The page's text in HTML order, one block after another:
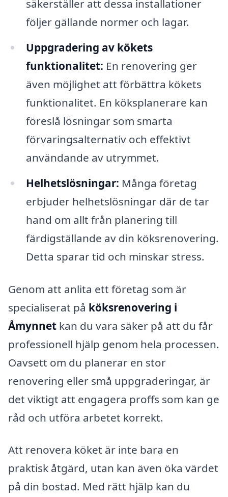
säkerställer att dessa installationer
följer gällande normer och lagar.
Uppgradering av kökets
funktionalitet: En renovering ger
även möjlighet att förbättra kökets
funktionalitet. En köksplanerare kan
föreslå lösningar som smarta
förvaringsalternativ och effektivt
användande av utrymmet.
Helhetslösningar: Många företag
erbjuder helhetslösningar där de tar
hand om allt från planering till
färdigställande av din köksrenovering.
Detta sparar tid och minskar stress.
Genom att anlita ett företag som är
specialiserat på köksrenovering i
Åmynnet kan du vara säker på att du får
professionell hjälp genom hela processen.
Oavsett om du planerar en stor
renovering eller små uppgraderingar, är
det viktigt att engagera proffs som kan ge
råd och utföra arbetet korrekt.
Att renovera köket är inte bara en
praktisk åtgärd, utan kan även öka värdet
på din bostad. Med rätt hjälp kan du